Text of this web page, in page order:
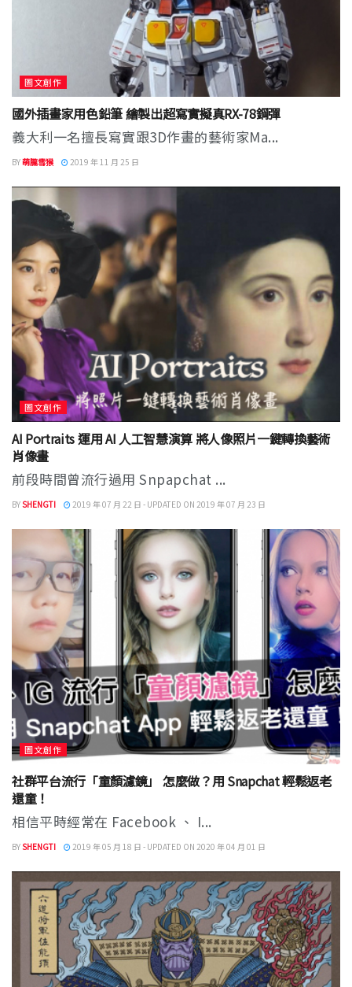
圖文創作
國外插畫家用色鉛筆 繪製出超寫實擬真RX-78鋼彈
義大利一名擅長寫實跟3D作畫的藝術家Ma...
BY萌朧雪猴 2019 年 11 月 25 日
圖文創作
AI Portraits 運用 AI 人工智慧演算 將人像照片一鍵轉換藝術
肖像畫
前段時間曾流行過用 Snpapchat ...
BYSHENGTI 2019 年 07 月 22 日 - UPDATED ON 2019 年 07 月 23 日
圖文創作
社群平台流行「童顏濾鏡」 怎麼做？用 Snapchat 輕鬆返老
還童！
相信平時經常在 Facebook 、 I...
BYSHENGTI 2019 年 05 月 18 日 - UPDATED ON 2020 年 04 月 01 日